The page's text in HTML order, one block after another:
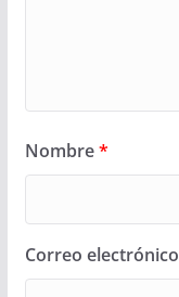
Nombre*
Correo electrónico